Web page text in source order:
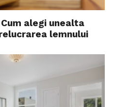
alegi unealta
lemnului